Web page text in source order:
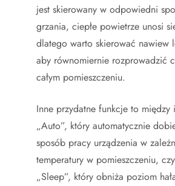
jest skierowany w odpowiedni
grzania, ciepłe powietrze unosi
dlatego warto skierować nawiew
aby równomiernie rozprowadzić
całym pomieszczeniu.
Inne przydatne funkcje to między
„Auto”, który automatycznie
sposób pracy urządzenia w
temperatury w pomieszczeniu,
„Sleep”, który obniża poziom